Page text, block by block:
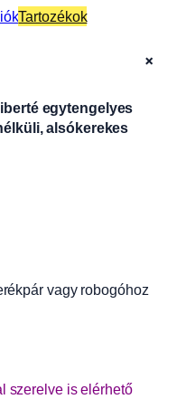
Tartozékok
+
egytengelyes
alsókerekes
vagy robogóhoz
szerelve is elérhető